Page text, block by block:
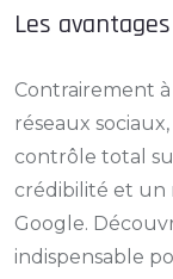
Les
Contrairement
réseaux
contrôle total
crédibilité et un
Google.
indispensable